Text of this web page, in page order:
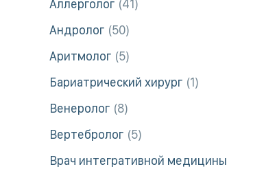
Аллерголог 41
Андролог 50
Аритмолог 5
Бариатрический хирург 1
Венеролог 8
Вертебролог 5
Врач интегративной медицины